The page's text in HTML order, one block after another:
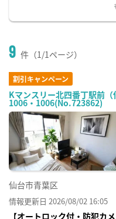
9 件（1/1ページ）
割引キャンペーン
Kマンスリー北四番丁駅前（
1006・1006(No.723862)
仙台市青葉区
情報更新日 2026/08/02 16:05
【オートロック付・防犯カ